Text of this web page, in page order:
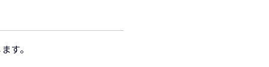
す。